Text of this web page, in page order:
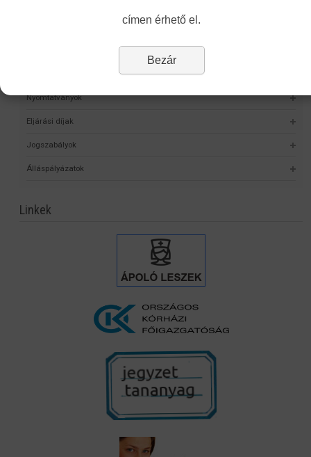
Hagyományos kínai gyógyászati engedély nyilvántartása
Nyomtatványok
Eljárási díjak
Jogszabályok
Álláspályázatok
Linkek
címen érhető el.
Bezár